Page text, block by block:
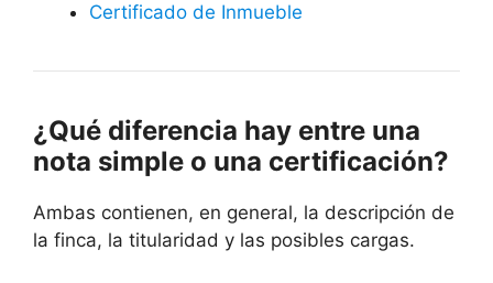
Certificado de Inmueble
¿Qué diferencia hay entre una
nota simple o una certificación?
Ambas contienen, en general, la descripción de
la finca, la titularidad y las posibles cargas.